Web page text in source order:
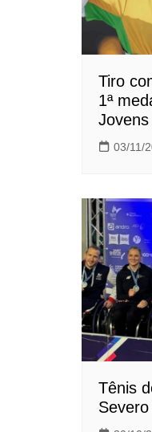
Tiro
1ª
Jovens
03/11/
Tênis